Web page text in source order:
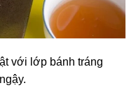
với lớp bánh tráng